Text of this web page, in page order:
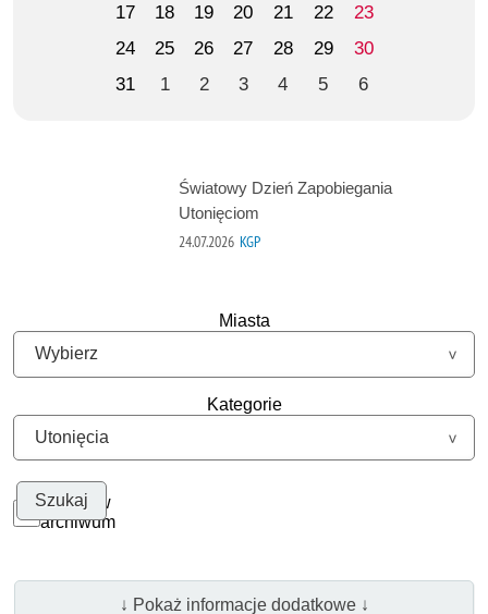
17
18 19 20 21 22
23
24
25 26 27 28 29
30
31
1 2 3 4 5 6
Światowy Dzień Zapobiegania
Utonięciom
24.07.2026 KGP
Miasta
Kategorie
Szukaj w
archiwum
↓ Pokaż informacje dodatkowe ↓